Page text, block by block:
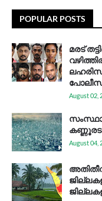
POPULAR POSTS
മരട്
August 02,
August 04,